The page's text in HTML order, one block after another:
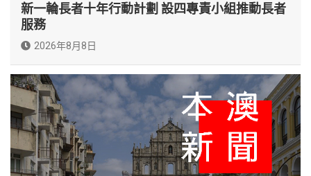
新一輪長者十年行動計劃 設四專責小組推動長者
服務
2026年8月8日